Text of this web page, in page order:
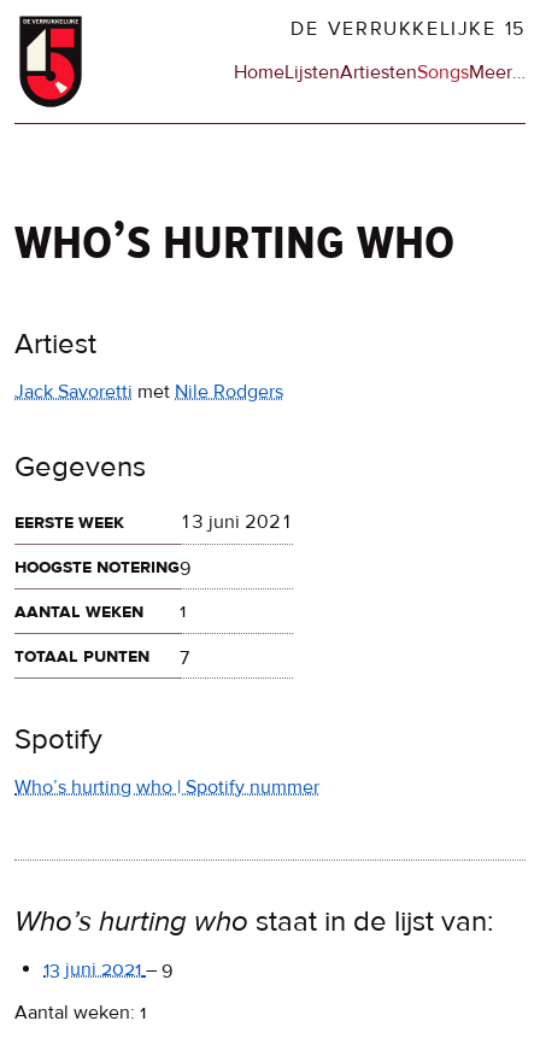
Overslaan
naar
DE VERRUKKELIJKE 15
Hoofdnavigatie
HomeLijstenArtiestenSongsMeerop
…
who’s hurting who
Artiest
Jack Savoretti met Nile Rodgers
Gegevens
eerste week
13 juni 2021
hoogste notering9
aantal weken
1
totaal punten
7
Spotify
Who’s hurting who | Spotify nummer
Who’s hurting who staat in de lijst van:
13 juni 2021 – 9
Aantal weken: 1